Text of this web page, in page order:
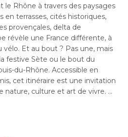
le Rhône à travers des paysages
en terrasses, cités historiques,
provençales, delta de
révèle une France différente, à
Et au bout ? Pas une, mais
festive Sète ou le bout du
du-Rhône. Accessible en
cet itinéraire est une invitation
nature, culture et art de vivre. …